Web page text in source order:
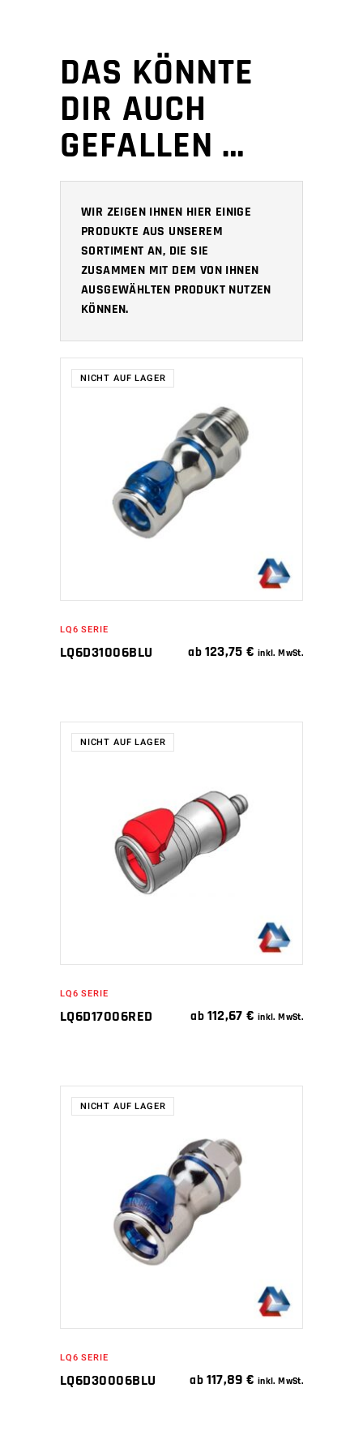
DAS KÖNNTE
DIR AUCH
GEFALLEN …
WIR ZEIGEN IHNEN HIER EINIGE
PRODUKTE AUS UNSEREM
SORTIMENT AN, DIE SIE
ZUSAMMEN MIT DEM VON IHNEN
AUSGEWÄHLTEN PRODUKT NUTZEN
KÖNNEN.
NICHT AUF LAGER
WEITERLESEN
LQ6 SERIE
LQ6D31006BLU ab 123,75€ inkl. MwSt.
NICHT AUF LAGER
WEITERLESEN
LQ6 SERIE
LQ6D17006RED ab 112,67€ inkl. MwSt.
NICHT AUF LAGER
WEITERLESEN
LQ6 SERIE
LQ6D30006BLU ab 117,89€ inkl. MwSt.